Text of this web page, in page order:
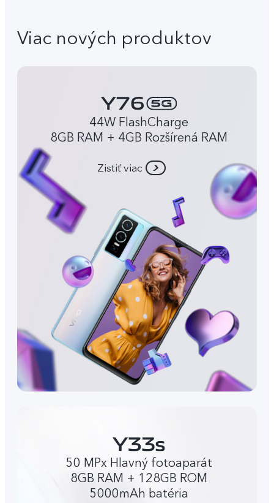
Viac nových produktov
44W FlashCharge
8GB RAM + 4GB Rozšírená RAM
Zistiť viac
50 MPx Hlavný fotoaparát
8GB RAM + 128GB ROM
5000mAh batéria